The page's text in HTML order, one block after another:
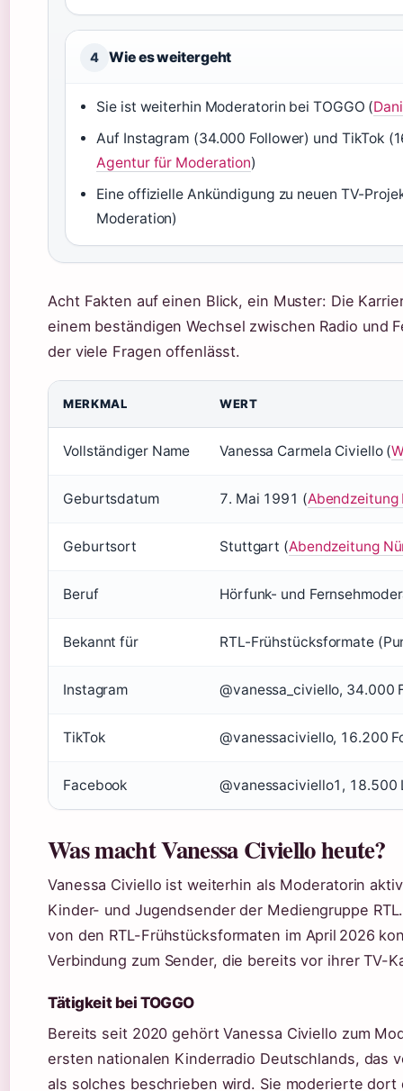
4 Wie es weitergeht
Sie ist weiterhin Moderatorin bei TOGGO (
Auf Instagram (34.000 Follower) und TikTok
Agentur für Moderation)
Eine offizielle Ankündigung zu neuen TV-
Moderation)
Acht Fakten auf einen Blick, ein Muster: Die
einem beständigen Wechsel zwischen Radio und
der viele Fragen offenlässt.
MERKMAL WERT
Vollständiger Name Vanessa Carmela Civiello (
Geburtsdatum 7. Mai 1991 (Abendzeitung
Geburtsort Stuttgart (Abendzeitung
Beruf Hörfunk- und
Bekannt für RTL-Frühstücksformate
Instagram @vanessa_civiello, 34.000
TikTok @vanessaciviello, 16.200
Facebook @vanessaciviello1, 18.500
Was macht Vanessa Civiello heute?
Vanessa Civiello ist weiterhin als Moderatorin
Kinder- und Jugendsender der Mediengruppe
von den RTL-Frühstücksformaten im April 2026
Verbindung zum Sender, die bereits vor ihrer TV-
Tätigkeit bei TOGGO
Bereits seit 2020 gehört Vanessa Civiello zum
ersten nationalen Kinderradio Deutschlands, das
als solches beschrieben wird. Sie moderierte dort